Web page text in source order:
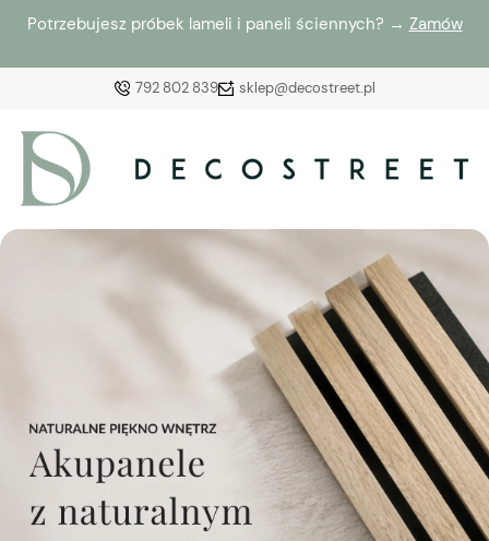
Potrzebujesz próbek lameli i paneli ściennych? → Zamów
792 802 839 sklep@decostreet.pl
Załóż konto
Wybierz coś dla siebie z naszej aktualnej oferty lub
zaloguj się, aby przywrócić dodane produkty do listy
z poprzedniej sesji.